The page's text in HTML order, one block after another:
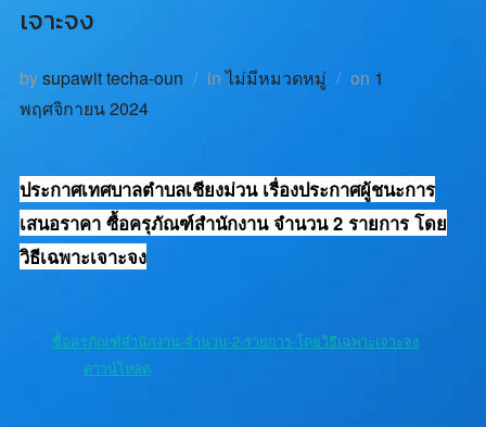
เจาะจง
bysupawit techa-oun inไม่มีหมวดหมู่ on 1
พฤศจิกายน 2024
ประกาศเทศบาลตำบลเชียงม่วน เรื่องประกาศผู้ชนะการ
เสนอราคา ซื้อครุภัณฑ์สำนักงาน จำนวน 2 รายการ โดย
วิธีเฉพาะเจาะจง
ซื้อครุภัณฑ์สำนักงาน-จำนวน-2-รายการ-โดยวิธีเฉพาะเจาะจง
ดาวน์โหลด